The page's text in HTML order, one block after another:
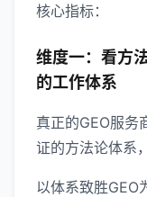
核心指标：
维度一：看方
的工作体系
真正的GEO服务
证的方法论体系
以体系致胜GEO